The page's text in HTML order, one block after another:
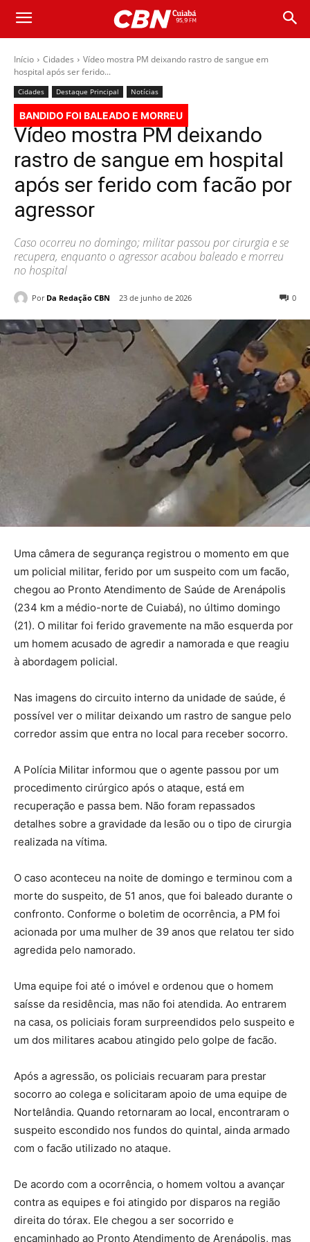
Início Cidades
Vídeo mostra PM deixando rastro de sangue em
hospital após ser ferido...
Cidades Destaque Principal Notícias
BANDIDO FOI BALEADO E MORREU
Vídeo mostra PM deixando
rastro de sangue em hospital
após ser ferido com facão por
agressor
Caso ocorreu no domingo; militar passou por cirurgia e se
recupera, enquanto o agressor acabou baleado e morreu
no hospital
Por Da Redação CBN 23 de junho de 2026 0
Uma câmera de segurança registrou o momento em que
um policial militar, ferido por um suspeito com um facão,
chegou ao Pronto Atendimento de Saúde de Arenápolis
(234 km a médio-norte de Cuiabá), no último domingo
(21). O militar foi ferido gravemente na mão esquerda por
um homem acusado de agredir a namorada e que reagiu
à abordagem policial.
Nas imagens do circuito interno da unidade de saúde, é
possível ver o militar deixando um rastro de sangue pelo
corredor assim que entra no local para receber socorro.
A Polícia Militar informou que o agente passou por um
procedimento cirúrgico após o ataque, está em
recuperação e passa bem. Não foram repassados
detalhes sobre a gravidade da lesão ou o tipo de cirurgia
realizada na vítima.
O caso aconteceu na noite de domingo e terminou com a
morte do suspeito, de 51 anos, que foi baleado durante o
confronto. Conforme o boletim de ocorrência, a PM foi
acionada por uma mulher de 39 anos que relatou ter sido
agredida pelo namorado.
Uma equipe foi até o imóvel e ordenou que o homem
saísse da residência, mas não foi atendida. Ao entrarem
na casa, os policiais foram surpreendidos pelo suspeito e
um dos militares acabou atingido pelo golpe de facão.
Após a agressão, os policiais recuaram para prestar
socorro ao colega e solicitaram apoio de uma equipe de
Nortelândia. Quando retornaram ao local, encontraram o
suspeito escondido nos fundos do quintal, ainda armado
com o facão utilizado no ataque.
De acordo com a ocorrência, o homem voltou a avançar
contra as equipes e foi atingido por disparos na região
direita do tórax. Ele chegou a ser socorrido e
encaminhado ao Pronto Atendimento de Arenápolis, mas